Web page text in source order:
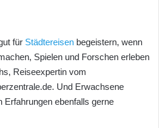
für Städtereisen begeistern, wenn
Spielen und Forschen erleben
Reiseexpertin vom
Und Erwachsene
Erfahrungen ebenfalls gerne